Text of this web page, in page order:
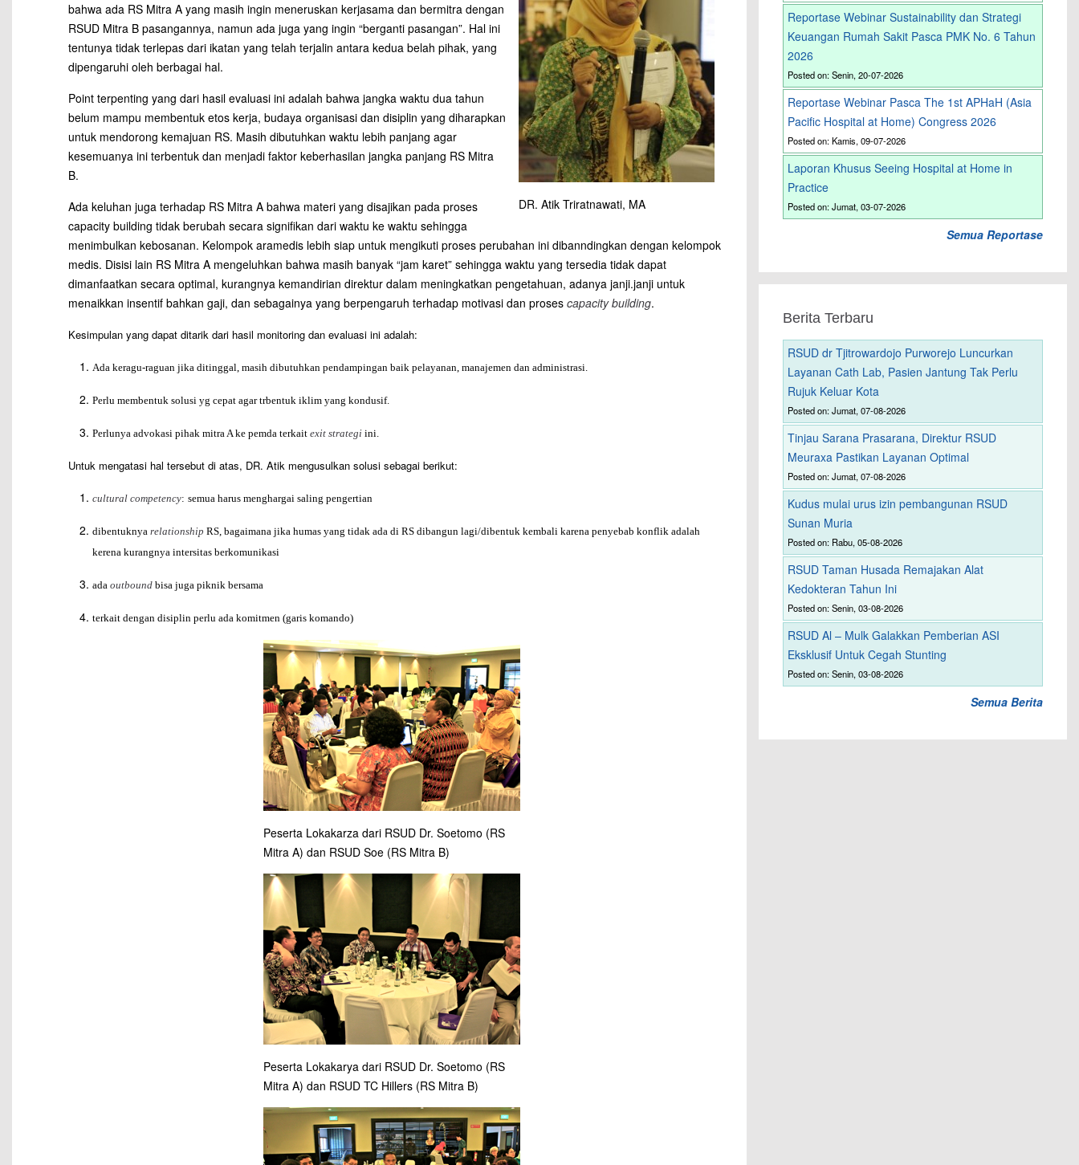
DR. Atik Triratnawati, MA
bahwa ada RS Mitra A yang masih ingin meneruskan kerjasama dan bermitra dengan
RSUD Mitra B pasangannya, namun ada juga yang ingin “berganti pasangan”. Hal ini
tentunya tidak terlepas dari ikatan yang telah terjalin antara kedua belah pihak, yang
dipengaruhi oleh berbagai hal.
Point terpenting yang dari hasil evaluasi ini adalah bahwa jangka waktu dua tahun
belum mampu membentuk etos kerja, budaya organisasi dan disiplin yang diharapkan
untuk mendorong kemajuan RS. Masih dibutuhkan waktu lebih panjang agar
kesemuanya ini terbentuk dan menjadi faktor keberhasilan jangka panjang RS Mitra
B.
Ada keluhan juga terhadap RS Mitra A bahwa materi yang disajikan pada proses
capacity building tidak berubah secara signifikan dari waktu ke waktu sehingga
menimbulkan kebosanan. Kelompok aramedis lebih siap untuk mengikuti proses perubahan ini dibanndingkan dengan kelompok
medis. Disisi lain RS Mitra A mengeluhkan bahwa masih banyak “jam karet” sehingga waktu yang tersedia tidak dapat
dimanfaatkan secara optimal, kurangnya kemandirian direktur dalam meningkatkan pengetahuan, adanya janji.janji untuk
menaikkan insentif bahkan gaji, dan sebagainya yang berpengaruh terhadap motivasi dan proses capacity building.
Kesimpulan yang dapat ditarik dari hasil monitoring dan evaluasi ini adalah:
Ada keragu-raguan jika ditinggal, masih dibutuhkan pendampingan baik pelayanan, manajemen dan administrasi.
Perlu membentuk solusi yg cepat agar trbentuk iklim yang kondusif.
Perlunya advokasi pihak mitra A ke pemda terkait exit strategi ini.
Untuk mengatasi hal tersebut di atas, DR. Atik mengusulkan solusi sebagai berikut:
cultural competency: semua harus menghargai saling pengertian
dibentuknya relationship RS, bagaimana jika humas yang tidak ada di RS dibangun lagi/dibentuk kembali karena penyebab konflik adalah
kerena kurangnya intersitas berkomunikasi
ada outbound bisa juga piknik bersama
terkait dengan disiplin perlu ada komitmen (garis komando)
Peserta Lokakarza dari RSUD Dr. Soetomo (RS
Mitra A) dan RSUD Soe (RS Mitra B)
Peserta Lokakarya dari RSUD Dr. Soetomo (RS
Mitra A) dan RSUD TC Hillers (RS Mitra B)
Reportase Webinar Sustainability dan Strategi
Keuangan Rumah Sakit Pasca PMK No. 6 Tahun
2026
Posted on: Senin, 20-07-2026
Reportase Webinar Pasca The 1st APHaH (Asia
Pacific Hospital at Home) Congress 2026
Posted on: Kamis, 09-07-2026
Laporan Khusus Seeing Hospital at Home in
Practice
Posted on: Jumat, 03-07-2026
Semua Reportase
Berita Terbaru
RSUD dr Tjitrowardojo Purworejo Luncurkan
Layanan Cath Lab, Pasien Jantung Tak Perlu
Rujuk Keluar Kota
Posted on: Jumat, 07-08-2026
Tinjau Sarana Prasarana, Direktur RSUD
Meuraxa Pastikan Layanan Optimal
Posted on: Jumat, 07-08-2026
Kudus mulai urus izin pembangunan RSUD
Sunan Muria
Posted on: Rabu, 05-08-2026
RSUD Taman Husada Remajakan Alat
Kedokteran Tahun Ini
Posted on: Senin, 03-08-2026
RSUD Al – Mulk Galakkan Pemberian ASI
Eksklusif Untuk Cegah Stunting
Posted on: Senin, 03-08-2026
Semua Berita